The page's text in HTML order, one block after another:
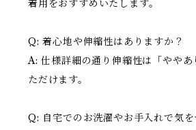
着用をおすすめいたします。
Q: 着心地や伸縮性はありますか？
A: 仕様詳細の通り伸縮性は「やや
ただけます。
Q: 自宅でのお洗濯やお手入れで気